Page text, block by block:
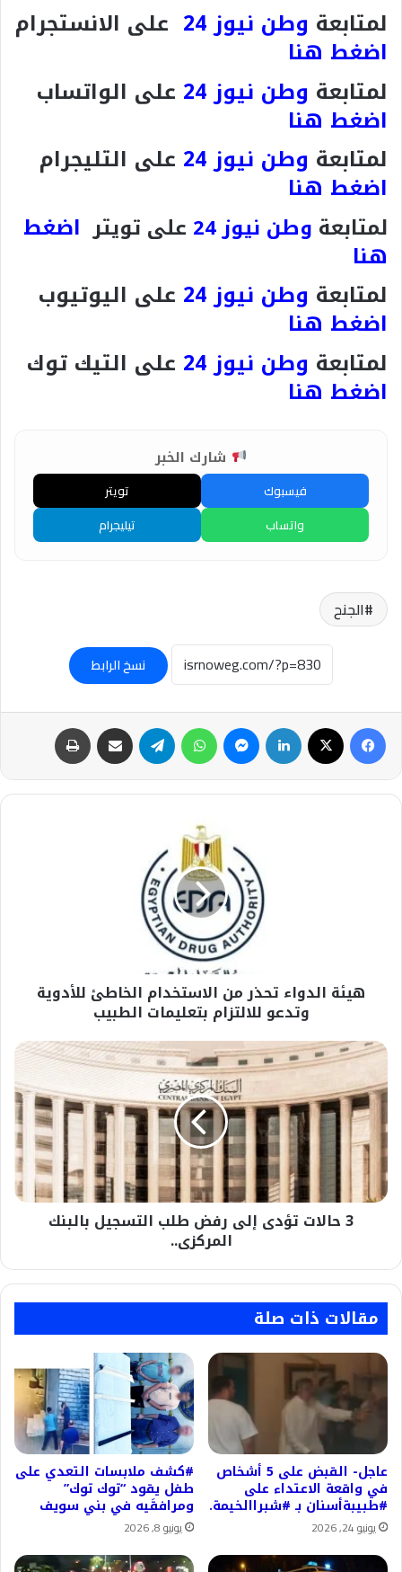
لمتابعة وطن نيوز 24 على الانستجرام
اضغط هنا
لمتابعة وطن نيوز 24 على الواتساب
اضغط هنا
لمتابعة وطن نيوز 24 على التليجرام
اضغط هنا
لمتابعة وطن نيوز 24 على تويتر اضغط
هنا
لمتابعة وطن نيوز 24 على اليوتيوب
اضغط هنا
لمتابعة وطن نيوز 24 على التيك توك
اضغط هنا
شارك الخبر
فيسبوك
تويتر
واتساب
تيليجرام
الجنح
نسخ الرابط
فيسبوك لينكدإن ماسنجر واتساب تيلقرام مشاركة عبر البريد
بتعليمات
هيئة الدواء تحذر من الاستخدام الخاطئ للأدوية
وتدعو للالتزام بتعليمات الطبيب
3
تؤدى
إلى
رفض
طلب
التسجيل
بالبنك
المركزى..
3 حالات تؤدى إلى رفض طلب التسجيل بالبنك
المركزى..
مقالات ذات صلة
عاجل- القبض على 5 أشخاص
في واقعة الاعتداء على
#طبيبةأسنان بـ #شبراالخيمة.
يونيو 24, 2026
#كشف ملابسات التعدي على
طفل يقود “توك توك”
ومرافقَيه في بني سويف
يونيو 8, 2026